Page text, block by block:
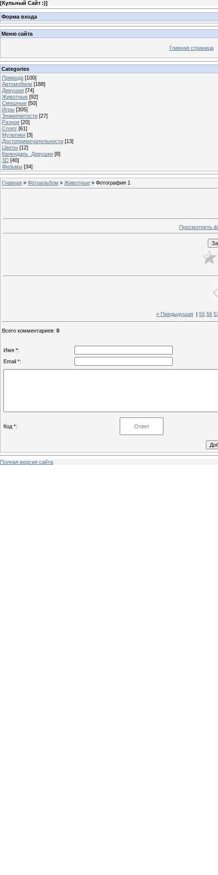
[Кульный Сайт :)]
Форма входа
Меню сайта
Главная страница
Categories
Природа [100]
Автомобили [188]
Девушки [74]
Животные [92]
Смешные [50]
Игры [305]
Знаменитости [27]
Разное [20]
Спорт [61]
Мультики [3]
Достопримечательности [13]
Цветы [12]
Календарь_Девушки [8]
3D [40]
Фильмы [34]
Главная » Фотоальбом » Животные » Фотография 1
Просмотреть
« Предыдущая 55 56
Всего комментариев: 0
Имя *:
Email *:
Код *:
Полная версия сайта